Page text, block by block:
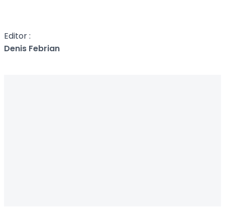
Editor :
Denis Febrian